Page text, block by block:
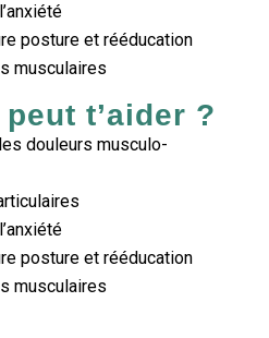
posture et rééducation
musculaires
t’aider ?
douleurs musculo-
posture et rééducation
musculaires